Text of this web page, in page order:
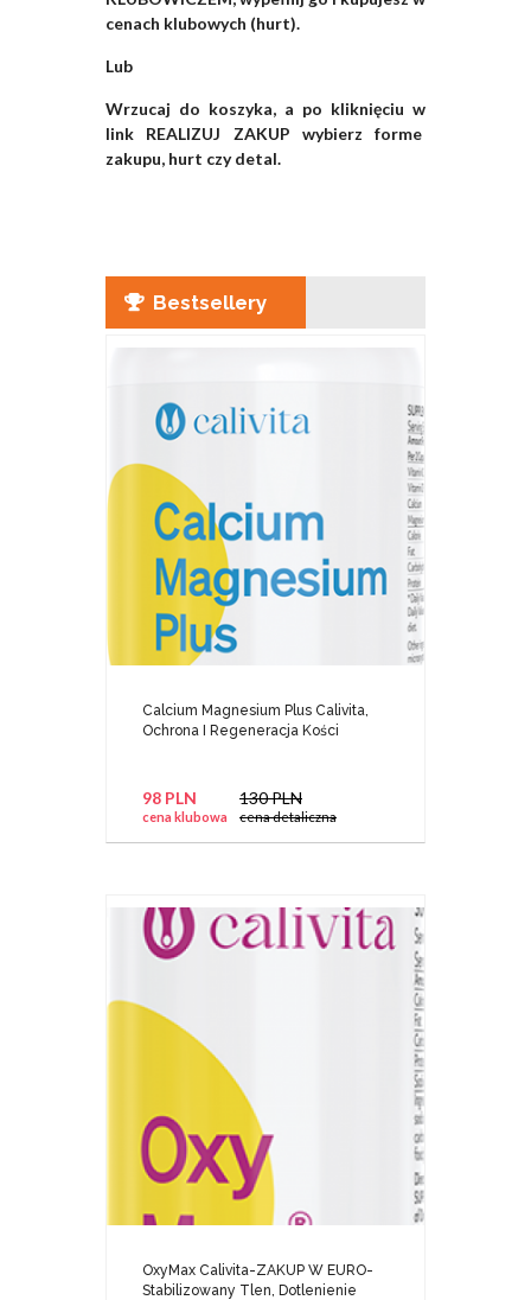
cenach klubowych (hurt).
Lub
Wrzucaj do koszyka, a po kliknięciu w
link REALIZUJ ZAKUP wybierz forme
zakupu, hurt czy detal.
Bestsellery
Calcium Magnesium Plus Calivita,
Ochrona I Regeneracja Kości
98 PLN
cena klubowa
130 PLN
cena detaliczna
OxyMax Calivita-ZAKUP W EURO-
Stabilizowany Tlen, Dotlenienie